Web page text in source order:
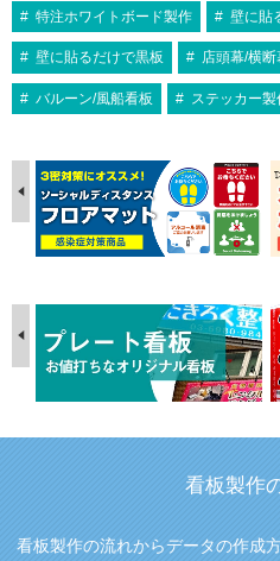
特注ホワイトボード製作 壁に貼
壁に貼るだけで黒板 店頭幕/横
バルーン/風船看板 ステッカー製
看板製作
看板製作の流れからデータの作成